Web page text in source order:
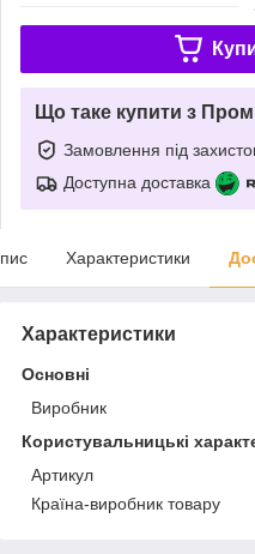
Що таке купити з
Замовлення під
Доступна доставка
Характеристики
Характеристики
Основні
Виробник
Користувальницькі
Артикул
Країна-виробник товару